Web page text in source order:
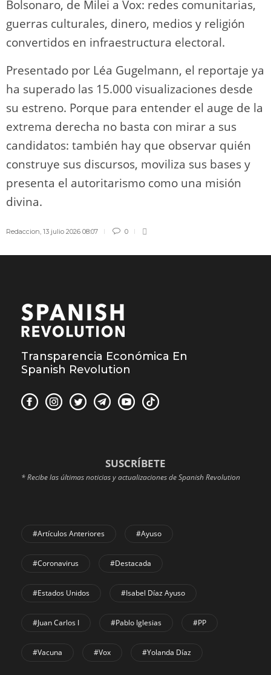
Bolsonaro, de Milei a Vox: redes comunitarias,
guerras culturales, dinero, medios y religión
convertidos en infraestructura electoral.
Presentado por Léa Gugelmann, el reportaje ya
ha superado las 15.000 visualizaciones desde
su estreno. Porque para entender el auge de la
extrema derecha no basta con mirar a sus
candidatos: también hay que observar quién
construye sus discursos, moviliza sus bases y
presenta el autoritarismo como una misión
divina.
Redaccion, 13 julio 2026 08:07 0
Transparencia Económica En
Spanish Revolution
SUSCRÍBETE
* Recibe las últimas noticias y actualizaciones de Spanish Revolution
#Artículos Anteriores #Ayuso
#coronavirus #Destacada
#Estados Unidos #Isabel Díaz Ayuso
#Juan Carlos I #Pablo Iglesias #PP
#Vacuna #Vox #Yolanda Díaz